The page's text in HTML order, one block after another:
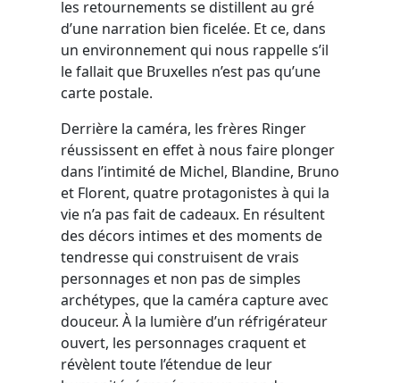
les retournements se distillent au gré
d’une narration bien ficelée. Et ce, dans
un environnement qui nous rappelle s’il
le fallait que Bruxelles n’est pas qu’une
carte postale.
Derrière la caméra, les frères Ringer
réussissent en effet à nous faire plonger
dans l’intimité de Michel, Blandine, Bruno
et Florent, quatre protagonistes à qui la
vie n’a pas fait de cadeaux. En résultent
des décors intimes et des moments de
tendresse qui construisent de vrais
personnages et non pas de simples
archétypes, que la caméra capture avec
douceur. À la lumière d’un réfrigérateur
ouvert, les personnages craquent et
révèlent toute l’étendue de leur